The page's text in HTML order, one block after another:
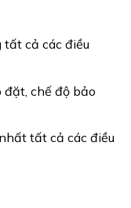
cả các điều
đặt, chế độ bảo
tất cả các điều